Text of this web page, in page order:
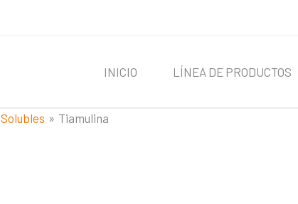
INICIO LÍNEA DE PRODUCTOS
Solubles Tiamulina